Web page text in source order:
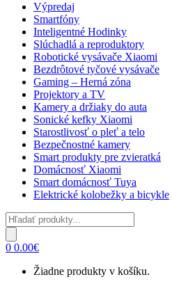
Výpredaj
Smartfóny
Inteligentné Hodinky
Slúchadlá a reproduktory
Robotické vysávače Xiaomi
Bezdrôtové tyčové vysávače
Gaming – Herná zóna
Projektory a TV
Kamery a držiaky do auta
Sonické kefky Xiaomi
Starostlivosť o pleť a telo
Bezpečnostné kamery
Smart produkty pre zvieratká
Domácnosť Xiaomi
Smart domácnosť Tuya
Elektrické kolobežky a bicykle
Products
search
0 0.00€
Žiadne produkty v košíku.